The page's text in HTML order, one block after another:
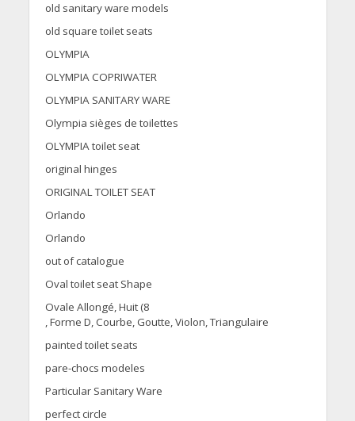
old sanitary ware models
old square toilet seats
OLYMPIA
OLYMPIA COPRIWATER
OLYMPIA SANITARY WARE
Olympia sièges de toilettes
OLYMPIA toilet seat
original hinges
ORIGINAL TOILET SEAT
Orlando
Orlando
out of catalogue
Oval toilet seat Shape
Ovale Allongé, Huit (8
, Forme D, Courbe, Goutte, Violon, Triangulaire
painted toilet seats
pare-chocs modeles
Particular Sanitary Ware
perfect circle